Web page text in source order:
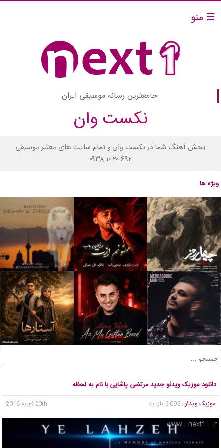
☰ منو
جامعترین رسانه موسیقی ایران
نکست وان
پخش آهنگ شما در نکست وان و تمام سایت های معتبر موسیقی
۰۹۳۸ ۱۰ ۲۰ ۶۹۲
ویژه ها
دانلود موزیک ویدئو جدید مرتضی پاشایی با نام یه لحظه
موزیک ویدئو , 5,095 بازدید 20th فوریه 2016